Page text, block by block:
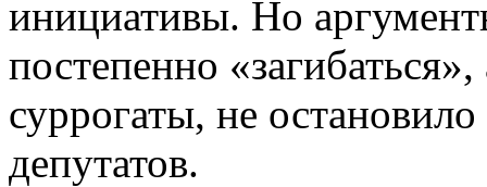
инициативы. Но
постепенно
суррогаты, не
депутатов.